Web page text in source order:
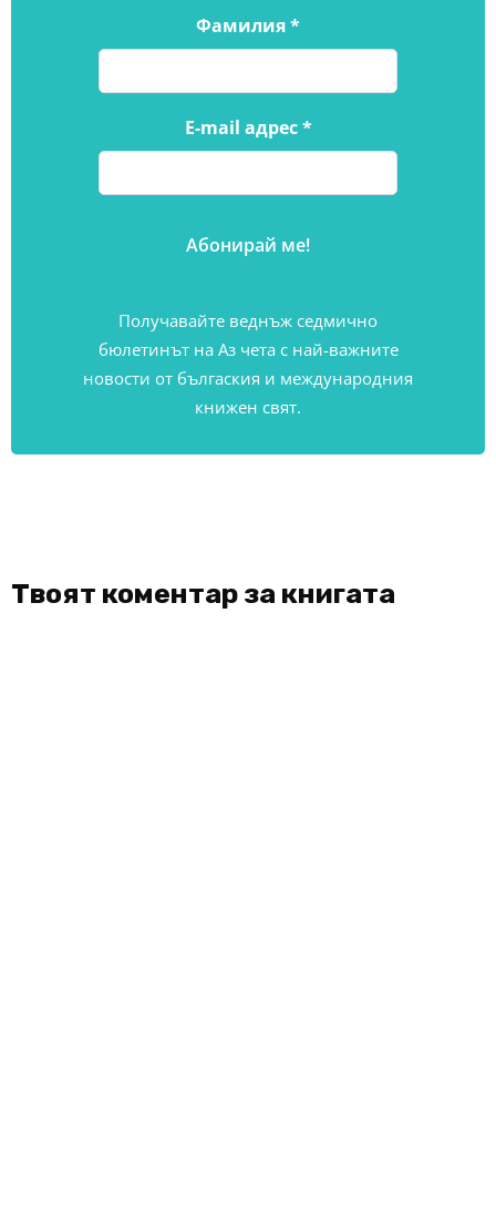
Фамилия*
E-mail адрес*
Получавайте веднъж седмично
бюлетинът на Аз чета с най-важните
новости от бългаския и международния
книжен свят.
Твоят коментар за книгата